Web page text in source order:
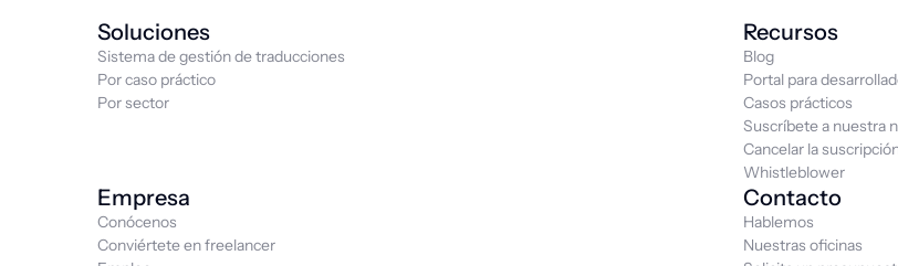
Soluciones
Sistema de gestión de traducciones
Por caso práctico
Por sector
Recursos
Blog
Portal para
Casos prácticos
Suscríbete a nuestra
Cancelar la
Whistleblower
Empresa
Conócenos
Conviértete en freelancer
Contacto
Hablemos
Nuestras oficinas